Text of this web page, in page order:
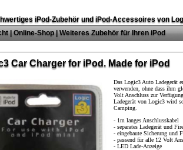
iPod-Zubehör und iPod-Accessoires von
|Online-Shop|Weiteres Zubehör für Ihren iPod
Car Charger for iPod. Made for iPod
Das Logic3 Auto Ladegerät
verwenden, ohne dass ihm
Volt Anschluss zur
Ladegerät von Logic3 wird
Camping.
- 1m langes Anschlusskabel
- separates Ladegerät und
- eingebaute Sicherung und
- passend für alle 12 Volt
- LED Lade-Anzeige